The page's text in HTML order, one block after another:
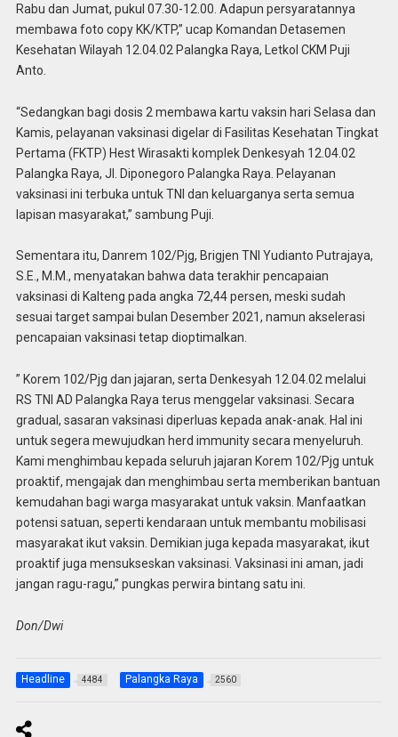
Rabu dan Jumat, pukul 07.30-12.00. Adapun persyaratannya
membawa foto copy KK/KTP,” ucap Komandan Detasemen
Kesehatan Wilayah 12.04.02 Palangka Raya, Letkol CKM Puji
Anto.
“Sedangkan bagi dosis 2 membawa kartu vaksin hari Selasa dan
Kamis, pelayanan vaksinasi digelar di Fasilitas Kesehatan Tingkat
Pertama (FKTP) Hest Wirasakti komplek Denkesyah 12.04.02
Palangka Raya, Jl. Diponegoro Palangka Raya. Pelayanan
vaksinasi ini terbuka untuk TNI dan keluarganya serta semua
lapisan masyarakat,” sambung Puji.
Sementara itu, Danrem 102/Pjg, Brigjen TNI Yudianto Putrajaya,
S.E., M.M., menyatakan bahwa data terakhir pencapaian
vaksinasi di Kalteng pada angka 72,44 persen, meski sudah
sesuai target sampai bulan Desember 2021, namun akselerasi
pencapaian vaksinasi tetap dioptimalkan.
” Korem 102/Pjg dan jajaran, serta Denkesyah 12.04.02 melalui
RS TNI AD Palangka Raya terus menggelar vaksinasi. Secara
gradual, sasaran vaksinasi diperluas kepada anak-anak. Hal ini
untuk segera mewujudkan herd immunity secara menyeluruh.
Kami menghimbau kepada seluruh jajaran Korem 102/Pjg untuk
proaktif, mengajak dan menghimbau serta memberikan bantuan
kemudahan bagi warga masyarakat untuk vaksin. Manfaatkan
potensi satuan, seperti kendaraan untuk membantu mobilisasi
masyarakat ikut vaksin. Demikian juga kepada masyarakat, ikut
proaktif juga mensukseskan vaksinasi. Vaksinasi ini aman, jadi
jangan ragu-ragu,” pungkas perwira bintang satu ini.
Don/Dwi
Headline 4484 Palangka Raya 2560